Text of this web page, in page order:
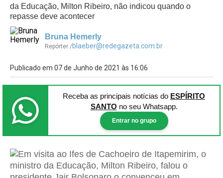
da Educação, Milton Ribeiro, não indicou quando o
repasse deve acontecer
Bruna Hemerly
Repórter /blaeber@redegazeta.com.br
Publicado em 07 de Junho de 2021 às 16:06
Receba as principais notícias do ESPÍRITO
SANTO no seu Whatsapp.
Entrar no grupo